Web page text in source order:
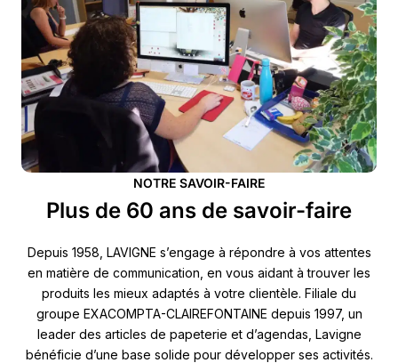
NOTRE SAVOIR-FAIRE
Plus de 60 ans de savoir-faire
Depuis 1958, LAVIGNE s’engage à répondre à vos attentes
en matière de communication, en vous aidant à trouver les
produits les mieux adaptés à votre clientèle. Filiale du
groupe EXACOMPTA-CLAIREFONTAINE depuis 1997, un
leader des articles de papeterie et d’agendas, Lavigne
bénéficie d’une base solide pour développer ses activités.